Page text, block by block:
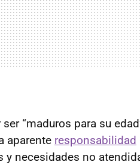
“maduros para su
aparente responsabilidad
y necesidades no